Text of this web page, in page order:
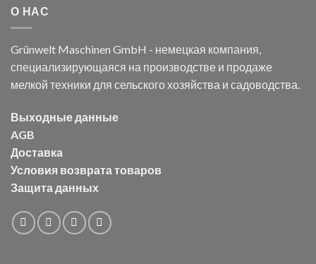
О НАС
Grünwelt Maschinen GmbH - немецкая компания,
специализирующаяся на производстве и продаже
мелкой техники для сельского хозяйства и садоводства.
Выходные данные
AGB
Доставка
Условия возврата товаров
Защита данных